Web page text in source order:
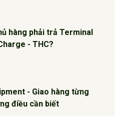
hàng phải trả Terminal
- THC?
- Giao hàng từng
điều cần biết